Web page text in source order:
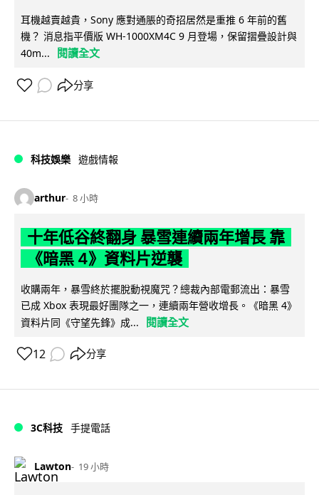
耳機越賣越貴，Sony 應對通脹的奇招居然是重推 6 年前的舊
機？ 消息指平價版 WH-1000XM4C 9 月登場，保留摺疊設計與
40m...
閱讀全文
分享
科技娛樂 遊戲情報
arthur 8 小時
十年低谷終翻身 暴雪連續兩年增長 靠
《暗黑 4》資料片逆襲
收購兩年，暴雪終於擺脫動視魔咒？總裁內部電郵流出：暴雪
已成 Xbox 表現最好團隊之一，連續兩年營收增長。《暗黑 4》
資料片同《守望先鋒》成...
閱讀全文
12 分享
3C科技 手提電話
Lawton 19 小時